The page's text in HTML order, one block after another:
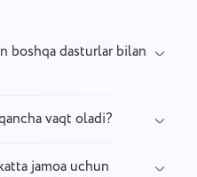
boshqa dasturlar bilan
vaqt oladi?
jamoa uchun